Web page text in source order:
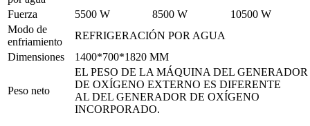
Fuerza
5500 W 8500 W
10500 W
Modo de
enfriamiento
REFRIGERACIÓN POR AGUA
Dimensiones
1400*700*1820 MM
Peso neto
EL PESO DE LA MÁQUINA DEL GENERADOR
DE OXÍGENO EXTERNO ES DIFERENTE
AL DEL GENERADOR DE OXÍGENO
INCORPORADO.